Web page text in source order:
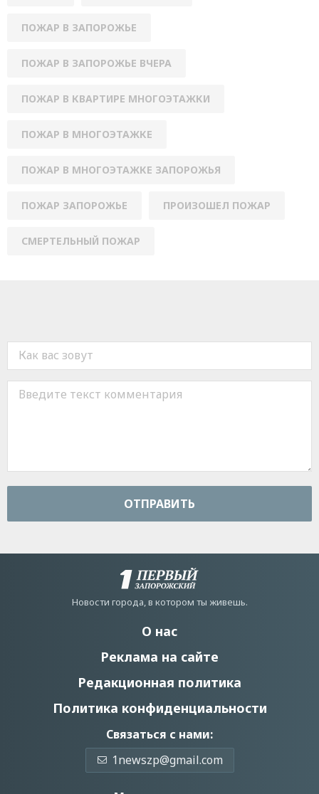
ПОЖАР В ЗАПОРОЖЬЕ
ПОЖАР В ЗАПОРОЖЬЕ ВЧЕРА
ПОЖАР В КВАРТИРЕ МНОГОЭТАЖКИ
ПОЖАР В МНОГОЭТАЖКЕ
ПОЖАР В МНОГОЭТАЖКЕ ЗАПОРОЖЬЯ
ПОЖАР ЗАПОРОЖЬЕ ПРОИЗОШЕЛ ПОЖАР
СМЕРТЕЛЬНЫЙ ПОЖАР
ОТПРАВИТЬ
Новости города, в котором ты живешь.
О нас
Реклама на сайте
Редакционная политика
Политика конфиденциальности
Связаться с нами:
1newszp@gmail.com